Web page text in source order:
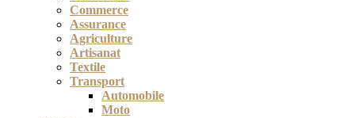
Commerce
Assurance
Agriculture
Artisanat
Textile
Transport
Automobile
Moto